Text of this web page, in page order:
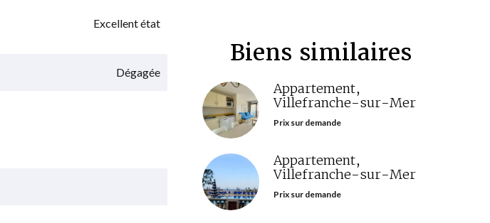
Excellent état
Dégagée
Biens similaires
Appartement,
Villefranche-sur-Mer
Prix sur demande
Appartement,
Villefranche-sur-Mer
Prix sur demande